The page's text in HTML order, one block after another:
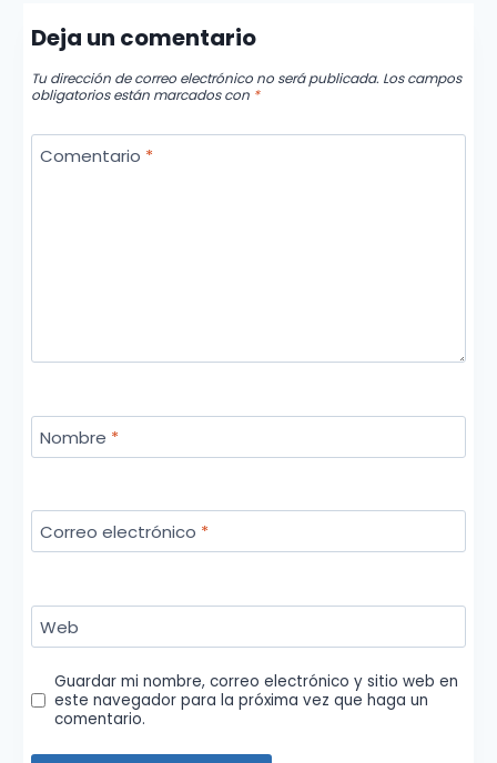
Deja un comentario
Tu dirección de correo electrónico no será publicada. Los campos
obligatorios están marcados con *
Comentario *
Nombre *
Correo electrónico *
Web
Guardar mi nombre, correo electrónico y sitio web en
este navegador para la próxima vez que haga un
comentario.